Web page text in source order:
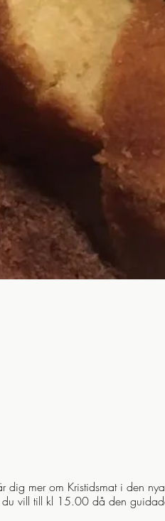
dig mer om Kristidsmat i den nya
du vill till kl 15.00 då den